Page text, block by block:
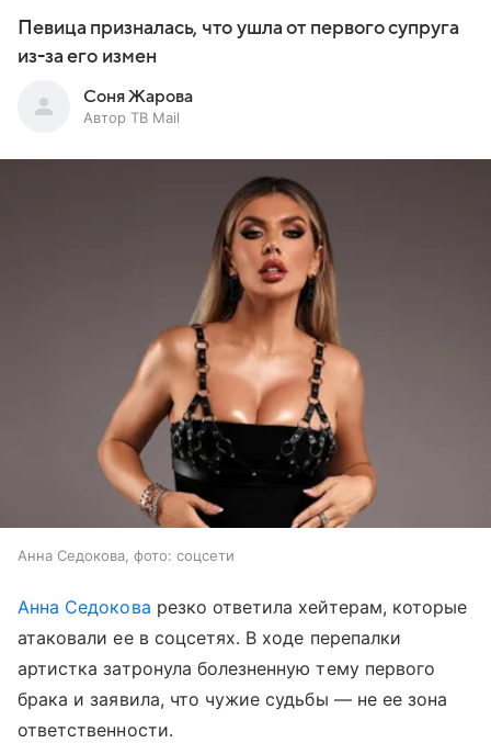
Певица призналась, что ушла от первого супруга
из-за его измен
Соня Жарова
Автор ТВ Mail
Анна Седокова, фото: соцсети
Анна Седокова резко ответила хейтерам, которые
атаковали ее в соцсетях. В ходе перепалки
артистка затронула болезненную тему первого
брака и заявила, что чужие судьбы — не ее зона
ответственности.